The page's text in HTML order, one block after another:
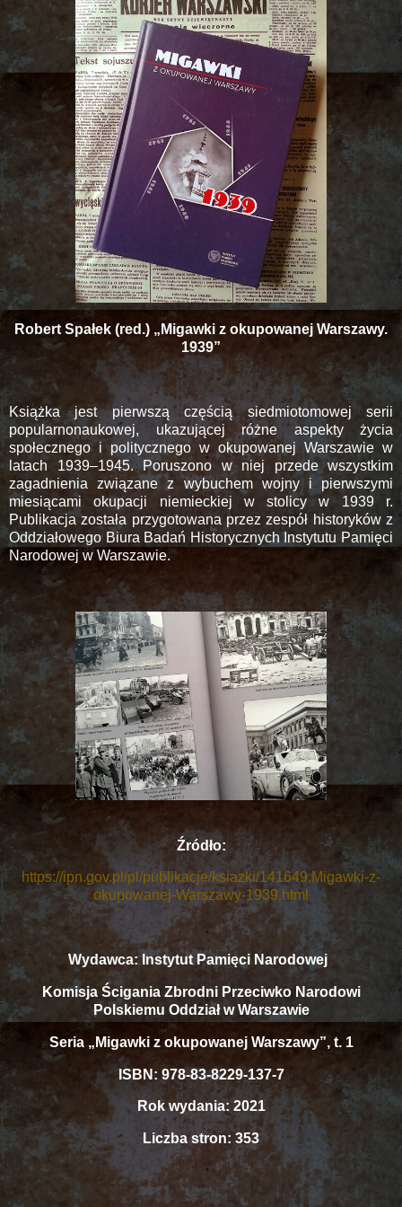
Robert Spałek (red.) „Migawki z okupowanej Warszawy.
1939”
Książka jest pierwszą częścią siedmiotomowej serii
popularnonaukowej, ukazującej różne aspekty życia
społecznego i politycznego w okupowanej Warszawie w
latach 1939–1945. Poruszono w niej przede wszystkim
zagadnienia związane z wybuchem wojny i pierwszymi
miesiącami okupacji niemieckiej w stolicy w 1939 r.
Publikacja została przygotowana przez zespół historyków z
Oddziałowego Biura Badań Historycznych Instytutu Pamięci
Narodowej w Warszawie.
Źródło:
https://ipn.gov.pl/pl/publikacje/ksiazki/141649,Migawki-z-
okupowanej-Warszawy-1939.html
Wydawca: Instytut Pamięci Narodowej
Komisja Ścigania Zbrodni Przeciwko Narodowi
Polskiemu Oddział w Warszawie
Seria „Migawki z okupowanej Warszawy”, t. 1
ISBN: 978-83-8229-137-7
Rok wydania: 2021
Liczba stron: 353